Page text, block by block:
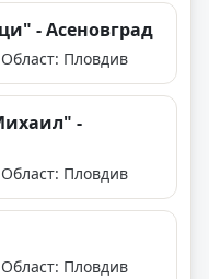
- Асеновград
Област: Пловдив
-
Област: Пловдив
Област: Пловдив